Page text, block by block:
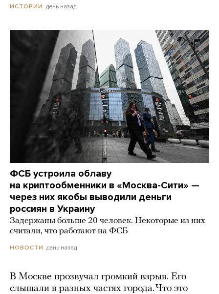
ИСТОРИИ день назад
ФСБ устроила облаву
на криптообменники в «Москва-Сити» —
через них якобы выводили деньги
россиян в Украину
Задержаны больше 20 человек. Некоторые из них
считали, что работают на ФСБ
НОВОСТИ день назад
В Москве прозвучал громкий взрыв. Его
слышали в разных частях города. Что это